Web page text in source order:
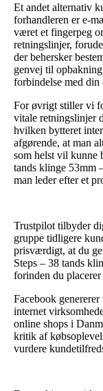
Et andet alternativ
forhandleren er e-
været et fingerpeg
retningslinjer,
der behersker
genvej til
forbindelse med din
For øvrigt stiller vi
vitale retningslinjer
hvilken bytteret
afgørende, at man
som helst vil kunne
tands klinge 53mm
man leder efter et
Trustpilot tilbyder
gruppe tidligere
prisværdigt, at du
Steps – 38 tands
forinden du
Facebook
internet
online shops i
kritik af
vurdere